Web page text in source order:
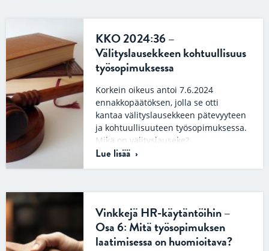
KKO 2024:36 –
Välityslausekkeen kohtuullisuus
työsopimuksessa
Korkein oikeus antoi 7.6.2024
ennakkopäätöksen, jolla se otti
kantaa välityslausekkeen pätevyyteen
ja kohtuullisuuteen työsopimuksessa.
Mikä on välityslauseke?
Välityslausekkeella tarkoitetaan
Lue lisää
Vinkkejä HR-käytäntöihin –
Osa 6: Mitä työsopimuksen
laatimisessa on huomioitava?